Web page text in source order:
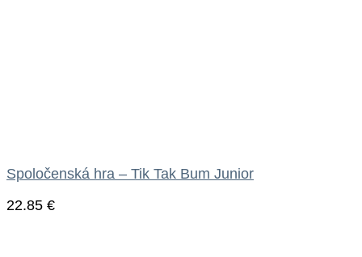
Spoločenská hra – Tik Tak Bum Junior
22.85 €